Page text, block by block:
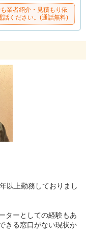
業者紹介・見積もり依
話ください。(通話無料)
以上勤務しておりまし
ターとしての経験もあ
きる窓口がない現状か